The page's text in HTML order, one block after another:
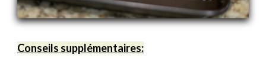
Conseils supplémentaires: